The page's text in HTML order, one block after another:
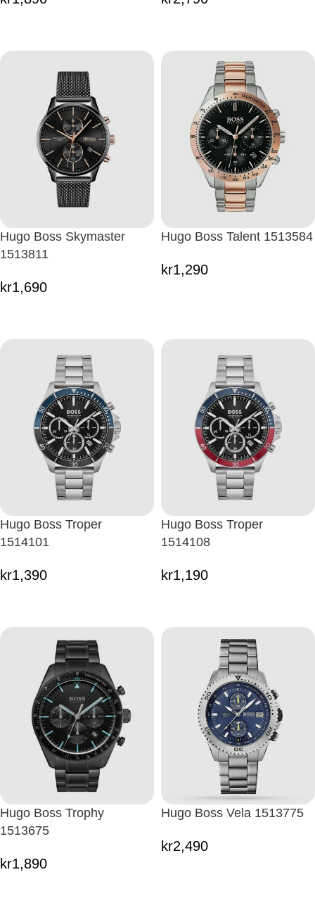
Hugo Boss Skymaster
1513811
kr1,690
Hugo Boss Talent 1513584
kr1,290
Hugo Boss Troper
1514101
kr1,390
Hugo Boss Troper
1514108
kr1,190
Hugo Boss Trophy
1513675
kr1,890
Hugo Boss Vela 1513775
kr2,490